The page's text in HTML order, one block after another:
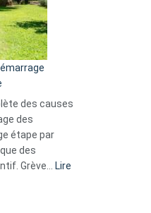
des causes
des
étape par
des
Grève… Lire